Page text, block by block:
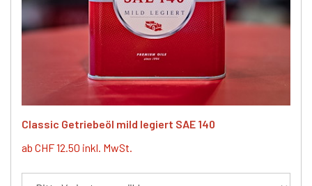
Classic Getriebeöl mild legiert SAE 140
ab CHF 12.50 inkl. MwSt.